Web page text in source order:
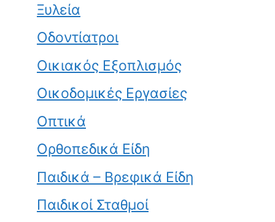
Ξυλεία
Οδοντίατροι
Οικιακός Εξοπλισμός
Οικοδομικές Εργασίες
Οπτικά
Ορθοπεδικά Είδη
Παιδικά – Βρεφικά Είδη
Παιδικοί Σταθμοί